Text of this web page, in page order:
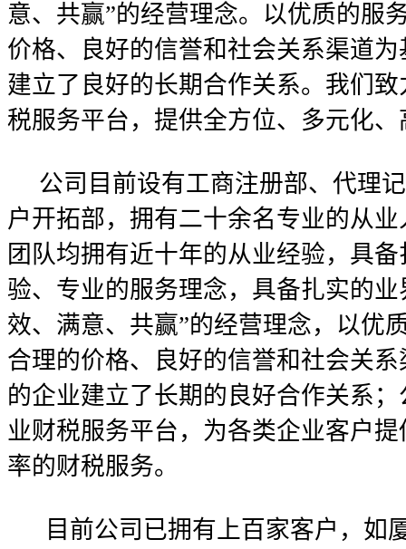
意、共赢”的经营理念。以优质的服
价格、良好的信誉和社会关系渠道
建立了良好的长期合作关系。我们
税服务平台，提供全方位、多元化
公司目前设有工商注册部、代理
户开拓部，拥有二十余名专业的从
团队均拥有近十年的从业经验，具
验、专业的服务理念，具备扎实的
效、满意、共赢”的经营理念，以优
合理的价格、良好的信誉和社会关
的企业建立了长期的良好合作关系
业财税服务平台，为各类企业客户
率的财税服务。
目前公司已拥有上百家客户，如